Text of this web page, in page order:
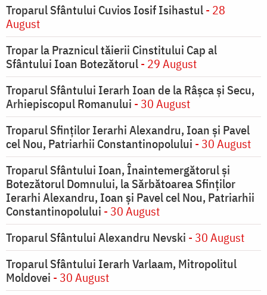
Troparul Sfântului Cuvios Iosif Isihastul- 28
August
Tropar la Praznicul tăierii Cinstitului Cap al
Sfântului Ioan Botezătorul- 29 August
Troparul Sfântului Ierarh Ioan de la Râşca şi Secu,
Arhiepiscopul Romanului - 30 August
Troparul Sfinţilor Ierarhi Alexandru, Ioan şi Pavel
cel Nou, Patriarhii Constantinopolului - 30 August
Troparul Sfântului Ioan, Înaintemergătorul şi
Botezătorul Domnului, la Sărbătoarea Sfinţilor
Ierarhi Alexandru, Ioan şi Pavel cel Nou, Patriarhii
Constantinopolului - 30 August
Troparul Sfântului Alexandru Nevski - 30 August
Troparul Sfântului Ierarh Varlaam, Mitropolitul
Moldovei - 30 August